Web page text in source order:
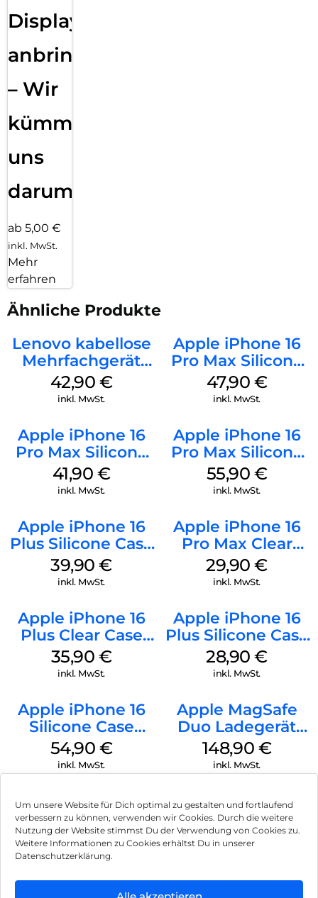
Um unsere Website für Dich optimal zu gestalten und fortlaufend
verbessern zu können, verwenden wir Cookies. Durch die weitere
Nutzung der Website stimmst Du der Verwendung von Cookies zu.
Weitere Informationen zu Cookies erhältst Du in unserer
Datenschutzerklärung.
Displayfolie
anbringen
– Wir
kümmern
uns
darum!
ab 5,00 €
inkl. MwSt.
Mehr
erfahren
Ähnliche Produkte
Lenovo kabellose
Mehrfachgerät
Luna Grey
42,90 €
inkl. MwSt.
Apple iPhone 16
Pro Max Silicone
Case MagSafe
Black
47,90 €
inkl. MwSt.
Apple iPhone 16
Pro Max Silicone
Case MagSafe
Ultramarine
41,90 €
inkl. MwSt.
Apple iPhone 16
Pro Max Silicone
Case MagSafe
Stone Gray
55,90 €
inkl. MwSt.
Apple iPhone 16
Plus Silicone Case
MagSafe Plum
39,90€
inkl. MwSt.
Apple iPhone 16
Pro Max Clear
Case MagSafe
Transparent
29,90€
inkl. MwSt.
Apple iPhone 16
Plus Clear Case
MagSafe
Transparent
35,90 €
inkl. MwSt.
Apple iPhone 16
Plus Silicone Case
MagSafe Black
28,90€
inkl. MwSt.
Apple iPhone 16
Silicone Case
MagSafe Black
54,90 €
inkl. MwSt.
Apple MagSafe
Duo Ladegerät
Weiß
148,90 €
inkl. MwSt.
Impressum